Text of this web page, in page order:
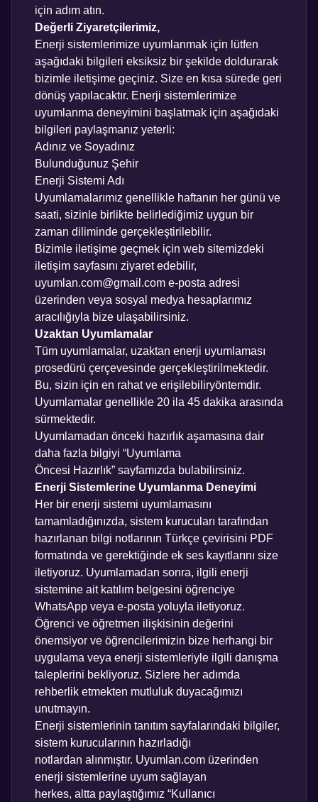
için adım atın.
Değerli Ziyaretçilerimiz,
Enerji sistemlerimize uyumlanmak için lütfen
aşağıdaki bilgileri eksiksiz bir şekilde doldurarak
bizimle iletişime geçiniz. Size en kısa sürede geri
dönüş yapılacaktır. Enerji sistemlerimize
uyumlanma deneyimini başlatmak için aşağıdaki
bilgileri paylaşmanız yeterli:
Adınız ve Soyadınız
Bulunduğunuz Şehir
Enerji Sistemi Adı
Uyumlamalarımız genellikle haftanın her günü ve
saati, sizinle birlikte belirlediğimiz uygun bir
zaman diliminde gerçekleştirilebilir.
Bizimle iletişime geçmek için web sitemizdeki
iletişim sayfasını ziyaret edebilir,
uyumlan.com@gmail.com e-posta adresi
üzerinden veya sosyal medya hesaplarımız
aracılığıyla bize ulaşabilirsiniz.
Uzaktan Uyumlamalar
Tüm uyumlamalar, uzaktan enerji uyumlaması
prosedürü çerçevesinde gerçekleştirilmektedir.
Bu, sizin için en rahat ve erişilebiliryöntemdir.
Uyumlamalar genellikle 20 ila 45 dakika arasında
sürmektedir.
Uyumlamadan önceki hazırlık aşamasına dair
daha fazla bilgiyi “Uyumlama
Öncesi Hazırlık” sayfamızda bulabilirsiniz.
Enerji Sistemlerine Uyumlanma Deneyimi
Her bir enerji sistemi uyumlamasını
tamamladığınızda, sistem kurucuları tarafından
hazırlanan bilgi notlarının Türkçe çevirisini PDF
formatında ve gerektiğinde ek ses kayıtlarını size
iletiyoruz. Uyumlamadan sonra, ilgili enerji
sistemine ait katılım belgesini öğrenciye
WhatsApp veya e-posta yoluyla iletiyoruz.
Öğrenci ve öğretmen ilişkisinin değerini
önemsiyor ve öğrencilerimizin bize herhangi bir
uygulama veya enerji sistemleriyle ilgili danışma
taleplerini bekliyoruz. Sizlere her adımda
rehberlik etmekten mutluluk duyacağımızı
unutmayın.
Enerji sistemlerinin tanıtım sayfalarındaki bilgiler,
sistem kurucularının hazırladığı
notlardan alınmıştır. Uyumlan.com üzerinden
enerji sistemlerine uyum sağlayan
herkes, altta paylaştığımız “Kullanıcı